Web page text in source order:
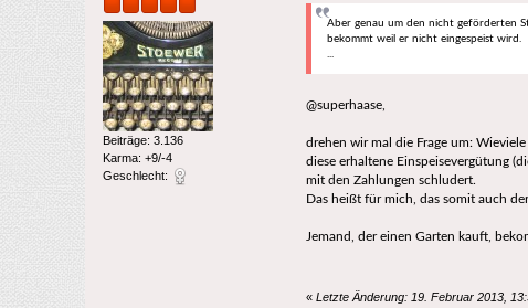
Beiträge: 3.136
Karma: +9/-4
Geschlecht:
Aber genau um den nicht geförderten
bekommt weil er nicht eingespeist wird.
...
@superhaase,
drehen wir mal die Frage um:
diese erhaltene Einspeisevergütung
mit den Zahlungen schludert.
Das heißt für mich, das somit auch
Jemand, der einen Garten kauft,
« Letzte Änderung: 19. Februar 2013,